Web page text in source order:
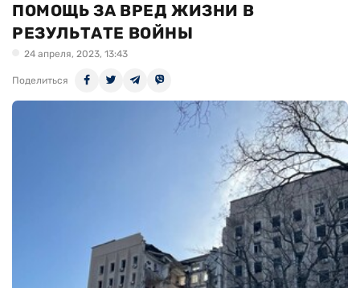
ПОМОЩЬ ЗА ВРЕД ЖИЗНИ В
РЕЗУЛЬТАТЕ ВОЙНЫ
24 апреля, 2023, 13:43
Поделиться